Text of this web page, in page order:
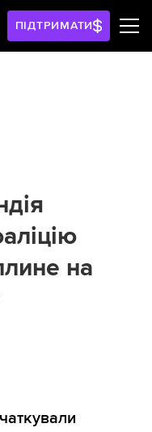
ПІДТРИМАТИ
на